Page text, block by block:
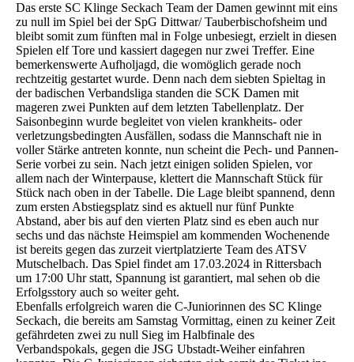
Das erste SC Klinge Seckach Team der Damen gewinnt mit eins
zu null im Spiel bei der SpG Dittwar/ Tauberbischofsheim und
bleibt somit zum fünften mal in Folge unbesiegt, erzielt in diesen
Spielen elf Tore und kassiert dagegen nur zwei Treffer. Eine
bemerkenswerte Aufholjagd, die womöglich gerade noch
rechtzeitig gestartet wurde. Denn nach dem siebten Spieltag in
der badischen Verbandsliga standen die SCK Damen mit
mageren zwei Punkten auf dem letzten Tabellenplatz. Der
Saisonbeginn wurde begleitet von vielen krankheits- oder
verletzungsbedingten Ausfällen, sodass die Mannschaft nie in
voller Stärke antreten konnte, nun scheint die Pech- und Pannen-
Serie vorbei zu sein. Nach jetzt einigen soliden Spielen, vor
allem nach der Winterpause, klettert die Mannschaft Stück für
Stück nach oben in der Tabelle. Die Lage bleibt spannend, denn
zum ersten Abstiegsplatz sind es aktuell nur fünf Punkte
Abstand, aber bis auf den vierten Platz sind es eben auch nur
sechs und das nächste Heimspiel am kommenden Wochenende
ist bereits gegen das zurzeit viertplatzierte Team des ATSV
Mutschelbach. Das Spiel findet am 17.03.2024 in Rittersbach
um 17:00 Uhr statt, Spannung ist garantiert, mal sehen ob die
Erfolgsstory auch so weiter geht.
Ebenfalls erfolgreich waren die C-Juniorinnen des SC Klinge
Seckach, die bereits am Samstag Vormittag, einen zu keiner Zeit
gefährdeten zwei zu null Sieg im Halbfinale des
Verbandspokals, gegen die JSG Ubstadt-Weiher einfahren